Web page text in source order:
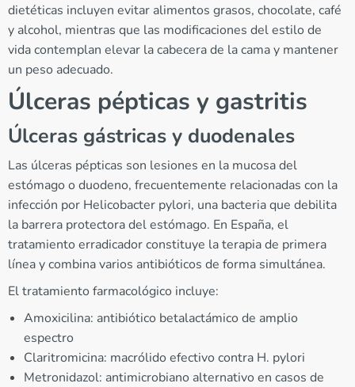
dietéticas incluyen evitar alimentos grasos, chocolate, café
y alcohol, mientras que las modificaciones del estilo de
vida contemplan elevar la cabecera de la cama y mantener
un peso adecuado.
Úlceras pépticas y gastritis
Úlceras gástricas y duodenales
Las úlceras pépticas son lesiones en la mucosa del
estómago o duodeno, frecuentemente relacionadas con la
infección por Helicobacter pylori, una bacteria que debilita
la barrera protectora del estómago. En España, el
tratamiento erradicador constituye la terapia de primera
línea y combina varios antibióticos de forma simultánea.
El tratamiento farmacológico incluye:
Amoxicilina: antibiótico betalactámico de amplio
espectro
Claritromicina: macrólido efectivo contra H. pylori
Metronidazol: antimicrobiano alternativo en casos de